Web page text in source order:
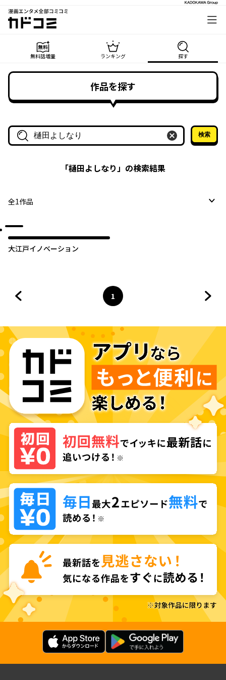
漫画エンタメ全部コミコミ
カドコミ
無料話増量 ランキング 探す
作品を探す
作品名・作家名で探す
検索
「樋田よしなり」の検索結果
全1作品
大江戸イノベーション
ページ
1
へ